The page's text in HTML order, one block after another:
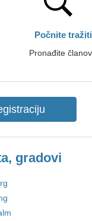
Počnite tražiti
Pronađite
gradovi